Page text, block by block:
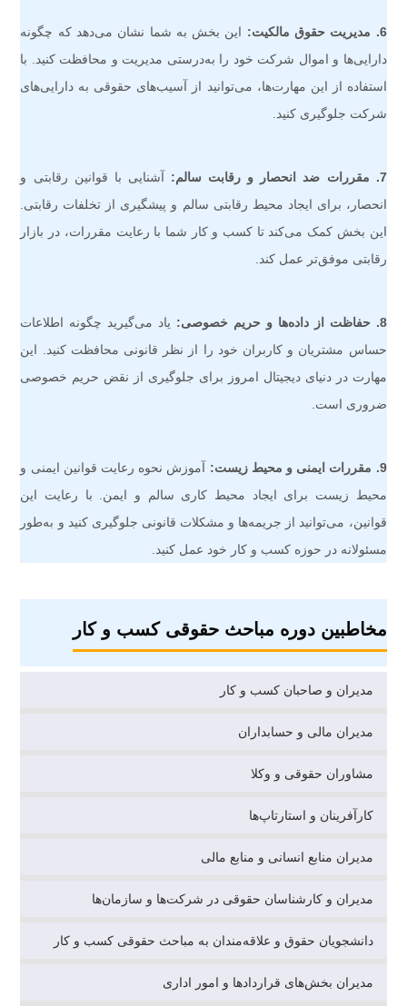
6. مدیریت حقوق مالکیت:
این بخش به شما نشان می‌دهد که چگونه
دارایی‌ها و اموال شرکت خود را به‌درستی مدیریت و محافظت کنید. با
استفاده از این مهارت‌ها، می‌توانید از آسیب‌های حقوقی به دارایی‌های
شرکت جلوگیری کنید.
7. مقررات ضد انحصار و رقابت سالم:
آشنایی با قوانین رقابتی و
انحصار، برای ایجاد محیط رقابتی سالم و پیشگیری از تخلفات رقابتی.
این بخش کمک می‌کند تا کسب و کار شما با رعایت مقررات، در بازار
رقابتی موفق‌تر عمل کند.
8. حفاظت از داده‌ها و حریم خصوصی:
یاد می‌گیرید چگونه اطلاعات
حساس مشتریان و کاربران خود را از نظر قانونی محافظت کنید. این
مهارت در دنیای دیجیتال امروز برای جلوگیری از نقض حریم خصوصی
ضروری است.
9. مقررات ایمنی و محیط زیست:
آموزش نحوه رعایت قوانین ایمنی و
محیط زیست برای ایجاد محیط کاری سالم و ایمن. با رعایت این
قوانین، می‌توانید از جریمه‌ها و مشکلات قانونی جلوگیری کنید و به‌طور
مسئولانه در حوزه کسب و کار خود عمل کنید.
مخاطبین دوره مباحث حقوقی کسب و کار
مدیران و صاحبان کسب و کار
مدیران مالی و حسابداران
مشاوران حقوقی و وکلا
کارآفرینان و استارتاپ‌ها
مدیران منابع انسانی و منابع مالی
مدیران و کارشناسان حقوقی در شرکت‌ها و سازمان‌ها
دانشجویان حقوق و علاقه‌مندان به مباحث حقوقی کسب و کار
مدیران بخش‌های قراردادها و امور اداری